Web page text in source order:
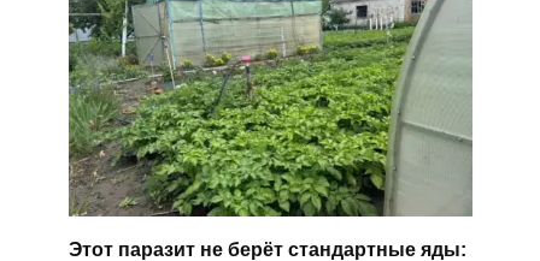
Этот паразит не берёт стандартные яды: